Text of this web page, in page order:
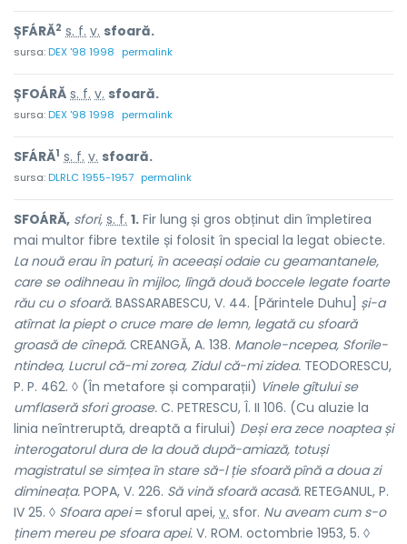
ȘFÁRĂ2 s. f. v. sfoară.
sursa:DEX '98 1998 permalink
ȘFOÁRĂ s. f. v. sfoară.
sursa:DEX '98 1998 permalink
SFÁRĂ1 s. f. v. sfoară.
sursa:DLRLC 1955-1957 permalink
SFOÁRĂ, sfori, s. f. 1. Fir lung și gros obținut din împletirea
mai multor fibre textile și folosit în special la legat obiecte.
La nouă erau în paturi, în aceeași odaie cu geamantanele,
care se odihneau în mijloc, lîngă două boccele legate foarte
rău cu o sfoară. BASSARABESCU, V. 44. [Părintele Duhu] și-a
atîrnat la piept o cruce mare de lemn, legată cu sfoară
groasă de cînepă. CREANGĂ, A. 138. Manole-ncepea, Sforile-
ntindea, Lucrul că-mi zorea, Zidul că-mi zidea. TEODORESCU,
P. P. 462. ◊ (În metafore și comparații) Vinele gîtului se
umflaseră sfori groase. C. PETRESCU, Î. II 106. (Cu aluzie la
linia neîntreruptă, dreaptă a firului) Deși era zece noaptea și
interogatorul dura de la două după-amiază, totuși
magistratul se simțea în stare să-l ție sfoară pînă a doua zi
dimineața. POPA, V. 226. Să vină sfoară acasă. RETEGANUL, P.
IV 25. ◊ Sfoara apei= sforul apei, v. sfor. Nu aveam cum s-o
ținem mereu pe sfoara apei. V. ROM. octombrie 1953, 5. ◊